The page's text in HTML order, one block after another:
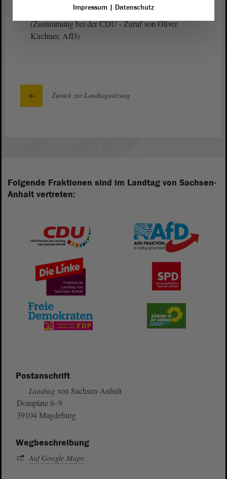
(Zustimmung bei der CDU - Zuruf von Oliver
Kirchner, AfD)
Zurück zur Landtagssitzung
Folgende Fraktionen sind im Landtag von Sachsen-
Anhalt vertreten:
Postanschrift
Landtag von Sachsen-Anhalt
Domplatz 6–9
39104 Magdeburg
Wegbeschreibung
Auf Google Maps
Impressum| Datenschutz